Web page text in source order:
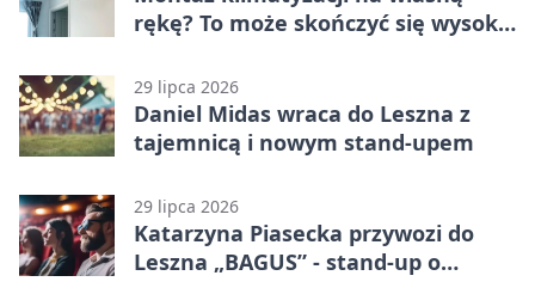
rękę? To może skończyć się wysoką
29 lipca 2026
Daniel Midas wraca do Leszna z
tajemnicą i nowym stand-upem
29 lipca 2026
Katarzyna Piasecka przywozi do
Leszna „BAGUS” - stand-up o